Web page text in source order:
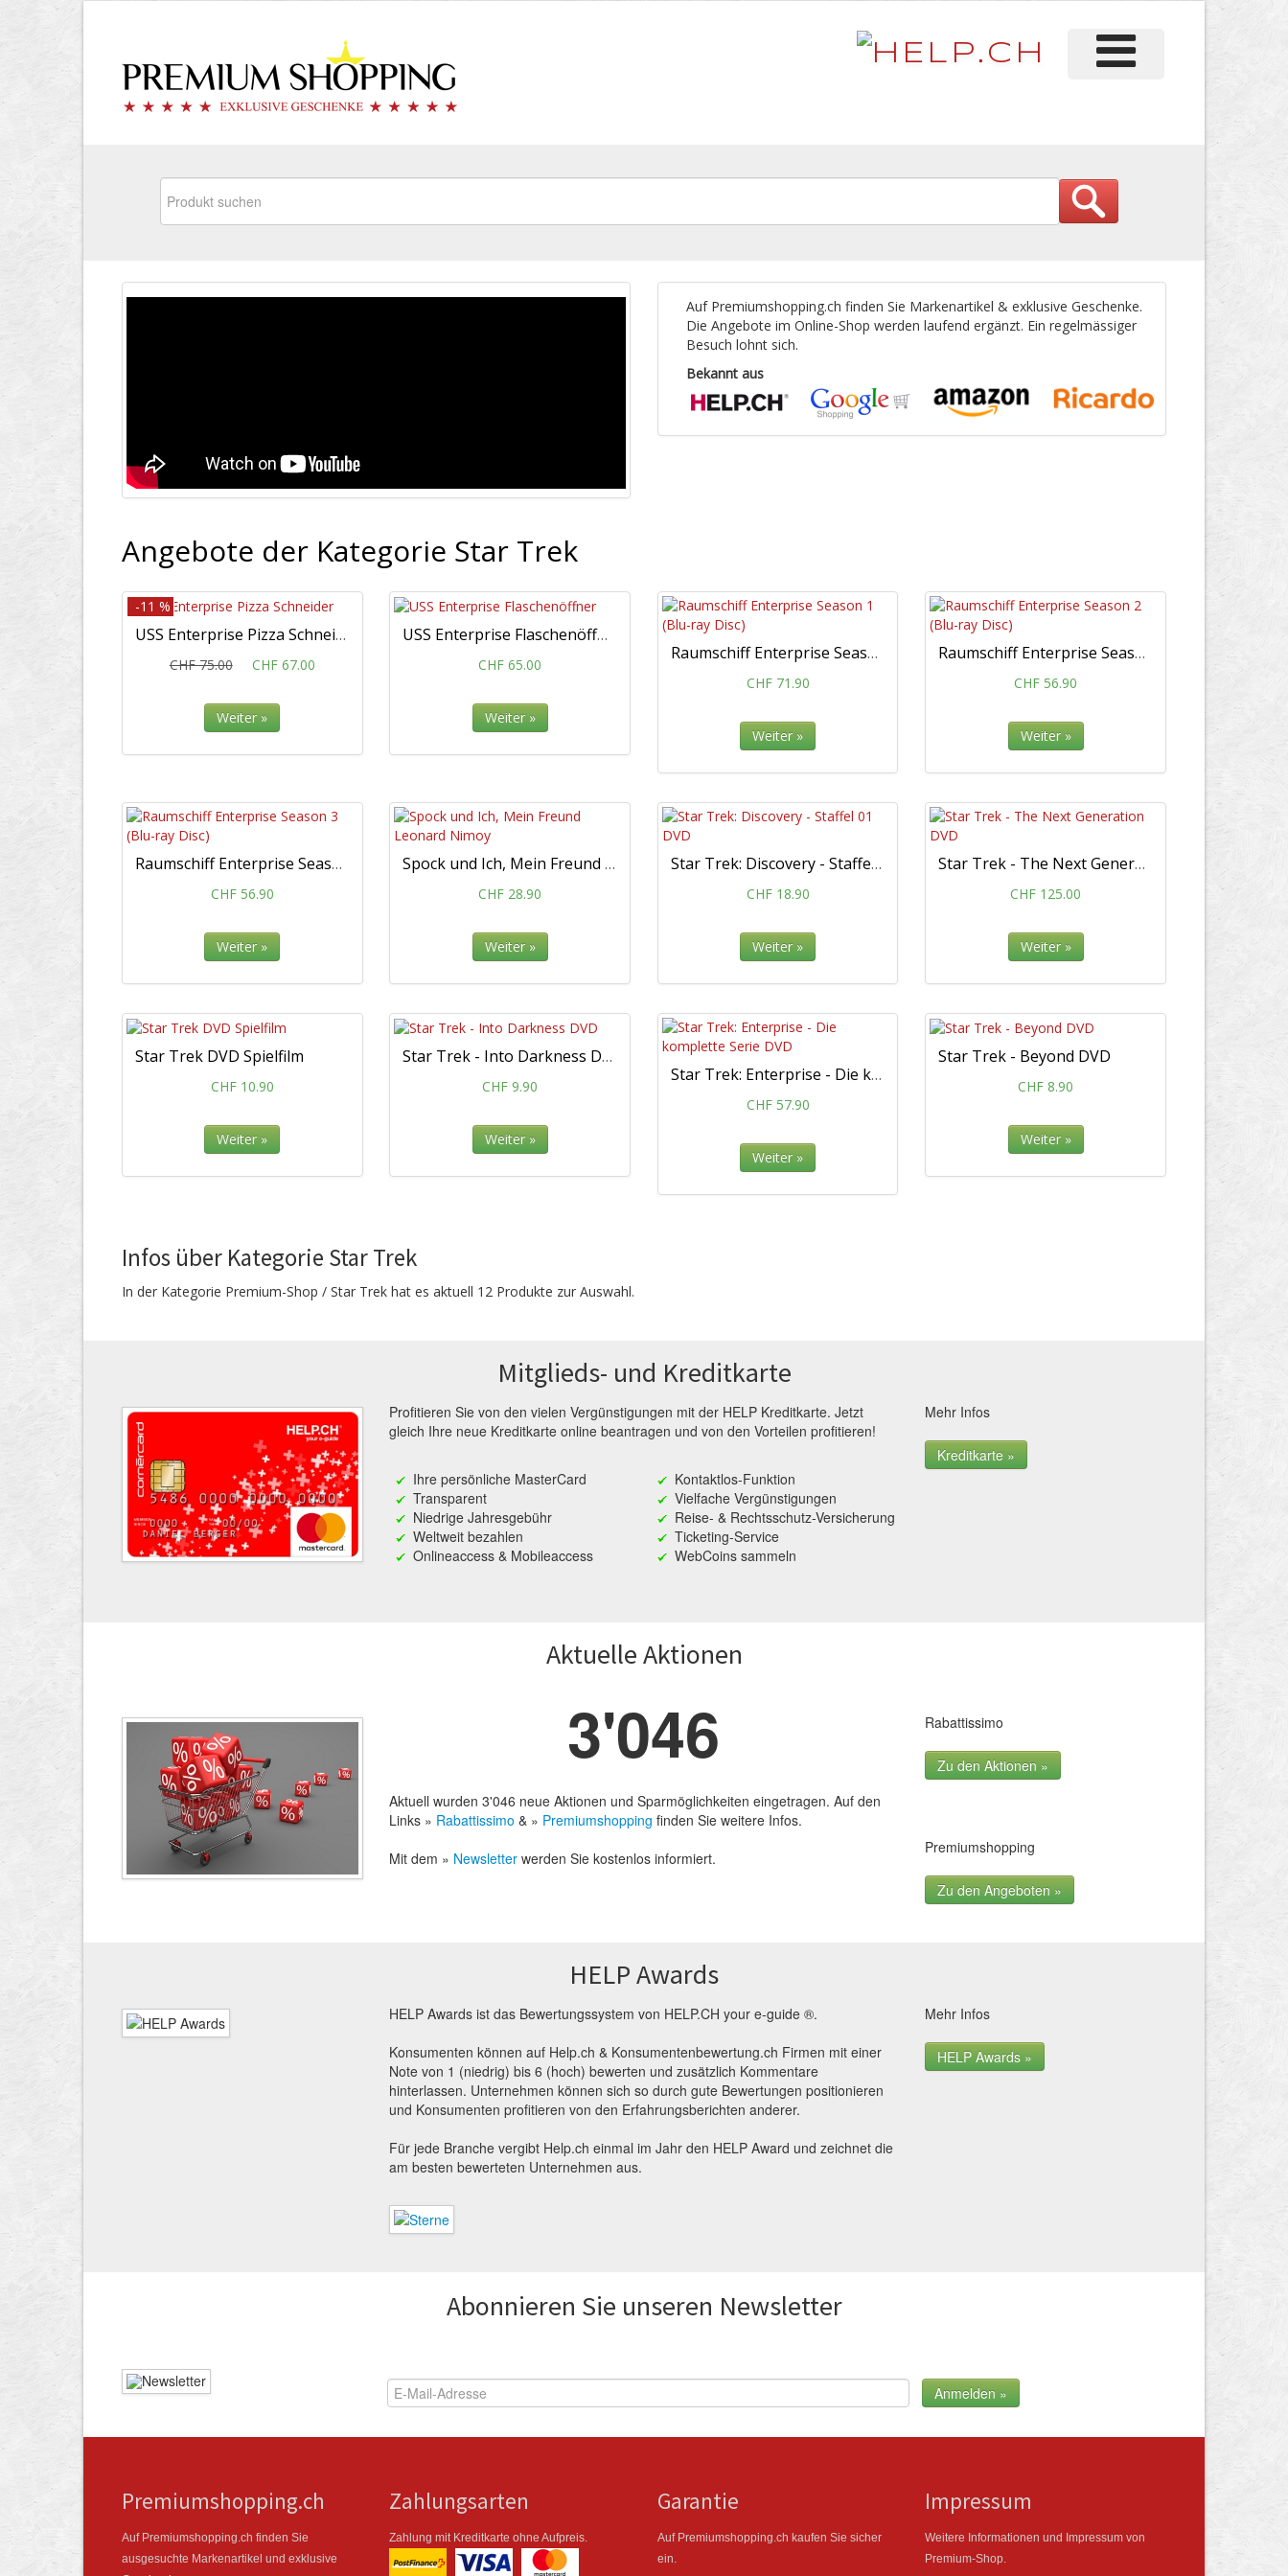
Auf Premiumshopping.ch finden Sie Markenartikel & exklusive Geschenke.
Die Angebote im Online-Shop werden laufend ergänzt. Ein regelmässiger
Besuch lohnt sich.
Bekannt aus
Angebote der Kategorie Star Trek
-11 %
USS Enterprise Pizza Schneider
CHF 75.00 CHF 67.00
Weiter »
USS Enterprise Flaschenöffner
CHF 65.00
Weiter »
Raumschiff Enterprise Season 1 (Blu-ray Disc)
CHF 71.90
Weiter »
Raumschiff Enterprise Season 2 (Blu-ray Disc)
CHF 56.90
Weiter »
Raumschiff Enterprise Season 3 (Blu-ray Disc)
CHF 56.90
Weiter »
Spock und Ich, Mein Freund Leonard Nimoy
CHF 28.90
Weiter »
Star Trek: Discovery - Staffel 01 DVD
CHF 18.90
Weiter »
Star Trek - The Next Generation DVD
CHF 125.00
Weiter »
Star Trek DVD Spielfilm
CHF 10.90
Weiter »
Star Trek - Into Darkness DVD
CHF 9.90
Weiter »
Star Trek: Enterprise - Die komplette Serie DVD
CHF 57.90
Weiter »
Star Trek - Beyond DVD
CHF 8.90
Weiter »
Infos über Kategorie Star Trek
In der Kategorie Premium-Shop / Star Trek hat es aktuell 12 Produkte zur Auswahl.
Mitglieds- und Kreditkarte
Profitieren Sie von den vielen Vergünstigungen mit der HELP Kreditkarte. Jetzt
gleich Ihre neue Kreditkarte online beantragen und von den Vorteilen profitieren!
Ihre persönliche MasterCard
Transparent
Niedrige Jahresgebühr
Weltweit bezahlen
Onlineaccess & Mobileaccess
Kontaktlos-Funktion
Vielfache Vergünstigungen
Reise- & Rechtsschutz-Versicherung
Ticketing-Service
WebCoins sammeln
Mehr Infos
Kreditkarte »
Aktuelle Aktionen
3'046
Aktuell wurden 3'046 neue Aktionen und Sparmöglichkeiten eingetragen. Auf den
Links » Rabattissimo & » Premiumshopping finden Sie weitere Infos.
Mit dem » Newsletter werden Sie kostenlos informiert.
Rabattissimo
Zu den Aktionen »
Premiumshopping
Zu den Angeboten »
HELP Awards
HELP Awards ist das Bewertungssystem von HELP.CH your e-guide ®.
Konsumenten können auf Help.ch & Konsumentenbewertung.ch Firmen mit einer
Note von 1 (niedrig) bis 6 (hoch) bewerten und zusätzlich Kommentare
hinterlassen. Unternehmen können sich so durch gute Bewertungen positionieren
und Konsumenten profitieren von den Erfahrungsberichten anderer.
Für jede Branche vergibt Help.ch einmal im Jahr den HELP Award und zeichnet die
am besten bewerteten Unternehmen aus.
Mehr Infos
HELP Awards »
Abonnieren Sie unseren News­letter
Premiumshopping.ch
Auf Premiumshopping.ch finden Sie
ausgesuchte Marken­artikel und exklusive
Zahlungsarten
Zahlung mit Kreditkarte ohne Aufpreis.
Garantie
Auf Premiumshopping.ch kaufen Sie sicher
ein.
Impressum
Weitere Informationen und Impressum von
Premium-Shop.